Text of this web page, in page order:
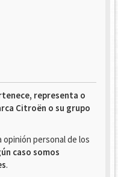
representa o
Citroën o su grupo
opinión personal de los
caso somos
.